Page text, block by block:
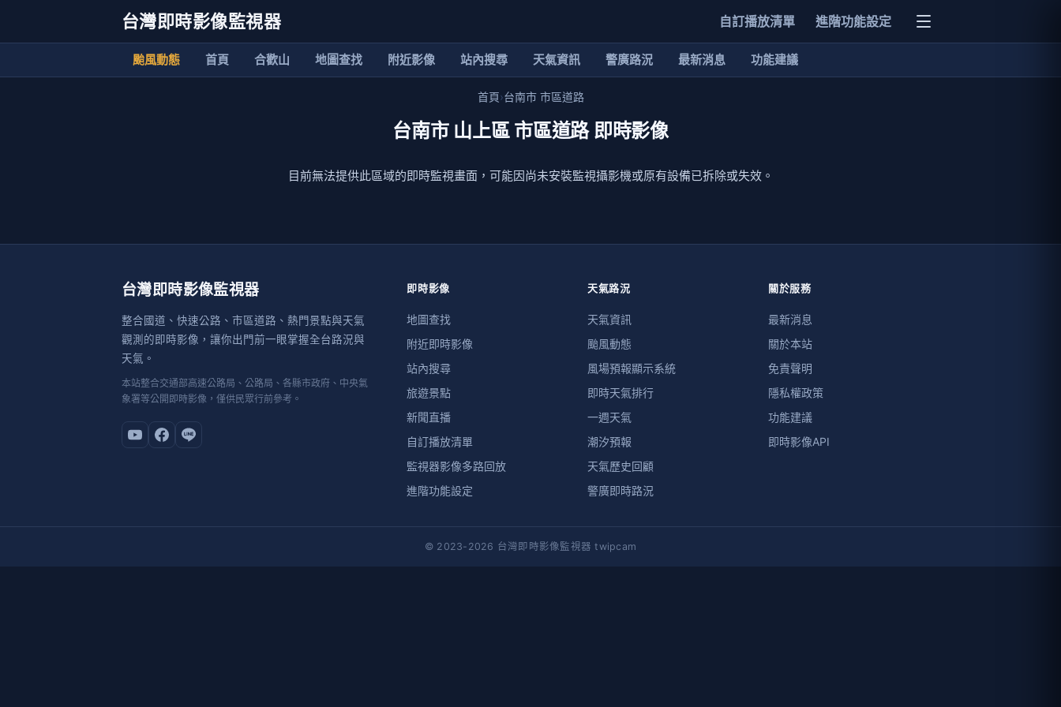
台灣即時影像監視器 自訂播放清單 進階功能設定
颱風動態 首頁 合歡山 地圖查找 附近影像 站內搜尋 天氣資訊 警廣路況 最新消息 功能建議
首頁›台南市 市區道路
台南市 山上區 市區道路 即時影像
目前無法提供此區域的即時監視畫面，可能因尚未安裝監視攝影機或原有設備已拆除或失效。
台灣即時影像監視器
整合國道、快速公路、市區道路、熱門景點與天氣
觀測的即時影像，讓你出門前一眼掌握全台路況與
天氣。
本站整合交通部高速公路局、公路局、各縣市政府、中央氣
象署等公開即時影像，僅供民眾行前參考。
即時影像
地圖查找
附近即時影像
站內搜尋
旅遊景點
新聞直播
自訂播放清單
監視器影像多路回放
進階功能設定
天氣路況
天氣資訊
颱風動態
風場預報顯示系統
即時天氣排行
一週天氣
潮汐預報
天氣歷史回顧
警廣即時路況
關於服務
最新消息
關於本站
免責聲明
隱私權政策
功能建議
即時影像API
© 2023-2026 台灣即時影像監視器 twipcam